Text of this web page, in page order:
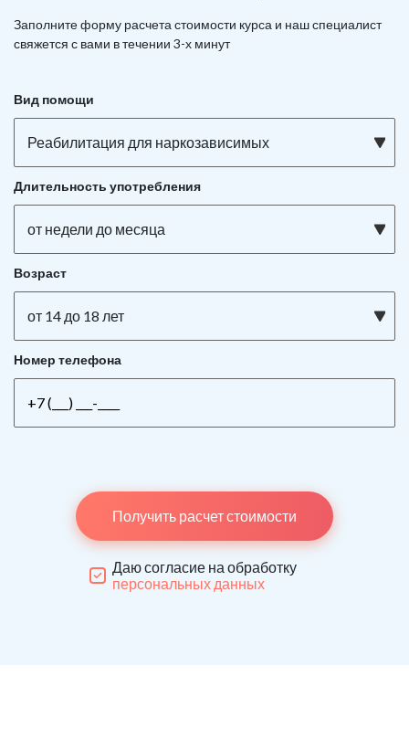
Заполните форму расчета стоимости курса и наш специалист
свяжется с вами в течении 3-х минут
Вид помощи
Реабилитация для наркозависимых
Длительность употребления
от недели до месяца
Возраст
от 14 до 18 лет
Номер телефона
Получить расчет стоимости
Даю согласие на обработку
персональных данных